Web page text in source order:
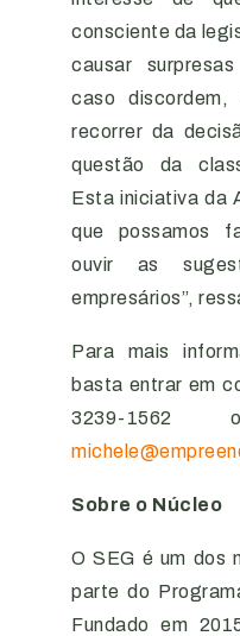
consciente da
causar
caso
recorrer da
questão da
Esta iniciativa da
que possamos
ouvir as
empresários”,
Para mais
basta entrar em
3239-
Sobre o Núcleo
O SEG é um dos
parte do
Fundado em